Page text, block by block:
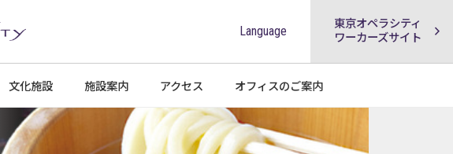
Language
東京オペラシティ
ワーカーズサイト
文化施設 施設案内 アクセス オフィスのご案内